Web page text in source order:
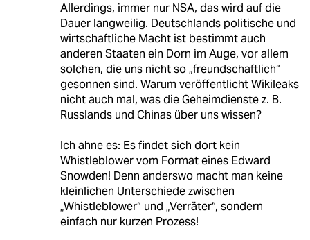
Allerdings, immer nur NSA, das wird auf die
Dauer langweilig. Deutschlands politische und
wirtschaftliche Macht ist bestimmt auch
anderen Staaten ein Dorn im Auge, vor allem
solchen, die uns nicht so „freundschaftlich“
gesonnen sind. Warum veröffentlicht Wikileaks
nicht auch mal, was die Geheimdienste z. B.
Russlands und Chinas über uns wissen?
Ich ahne es: Es findet sich dort kein
Whistleblower vom Format eines Edward
Snowden! Denn anderswo macht man keine
kleinlichen Unterschiede zwischen
„Whistleblower“ und „Verräter“, sondern
einfach nur kurzen Prozess!